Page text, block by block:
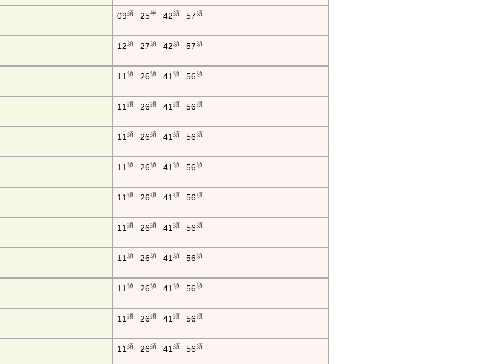
09須 25半 42 須 57 須
12須 27須 42 須 57 須
11須 26須 41須 56須
11須 26須 41須 56須
11須 26須 41須 56須
11須 26須 41須 56須
11須 26須 41須 56須
11須 26須 41須 56須
11須 26須 41須 56須
11須 26須 41須 56須
11須 26須 41須 56須
11須 26須 41須 56須